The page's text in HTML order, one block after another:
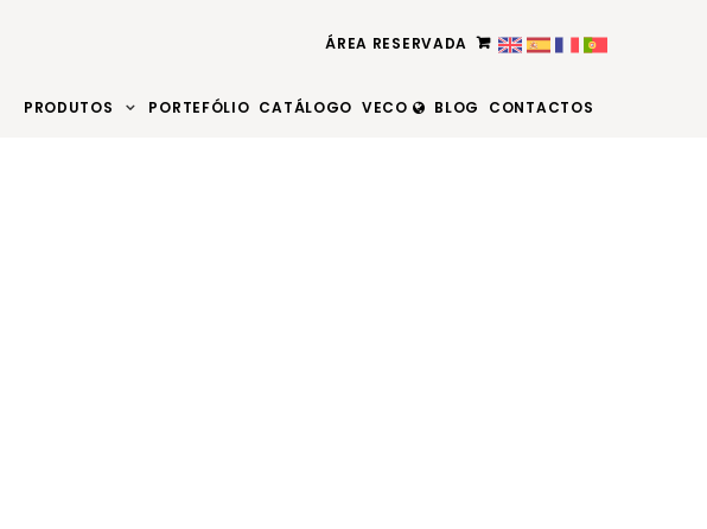
ÁREA RESERVADA
PRODUTOS PORTEFÓLIO CATÁLOGO VECO BLOG CONTACTOS